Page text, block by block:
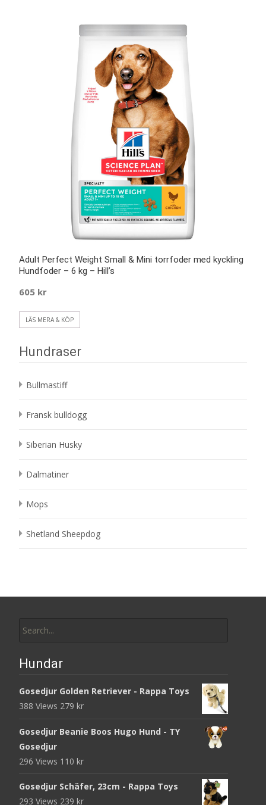
Adult Perfect Weight Small & Mini torrfoder med kyckling
Hundfoder – 6 kg – Hill’s
605 kr
LÄS MERA & KÖP
Hundraser
Bullmastiff
Fransk bulldogg
Siberian Husky
Dalmatiner
Mops
Shetland Sheepdog
for:
Hundar
Gosedjur Golden Retriever - Rappa Toys
388 Views 279 kr
Gosedjur Beanie Boos Hugo Hund - TY
Gosedjur
296 Views 110 kr
Gosedjur Schäfer, 23cm - Rappa Toys
293 Views 239 kr